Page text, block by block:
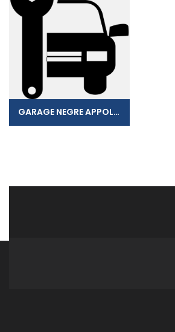
GARAGE NEGRE APPOLONIUS